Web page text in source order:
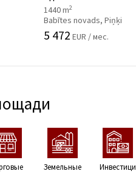
1440 m2
Babītes novads, Piņķi
5 472 EUR / мес.
Земельные